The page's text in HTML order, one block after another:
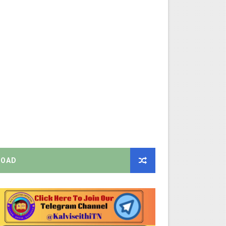
முழு அமர்வு தீர்ப்பு விவரங்கள்!